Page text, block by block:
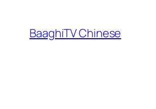
content
BaaghiTV Chinese